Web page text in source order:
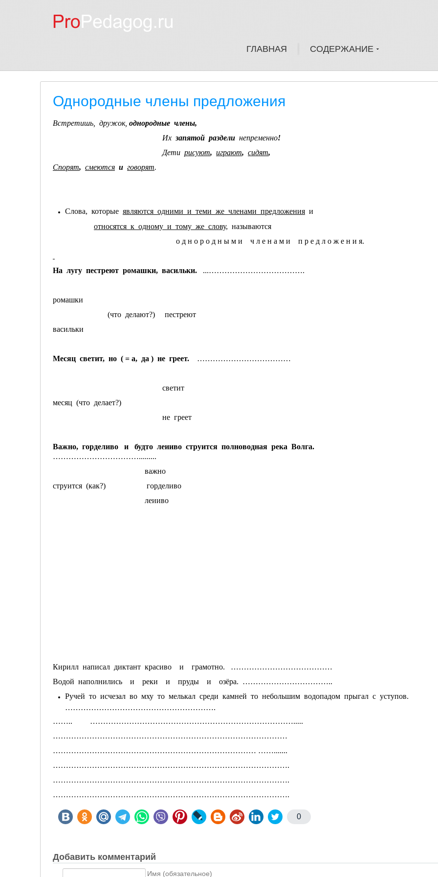
ГЛАВНАЯ СОДЕРЖАНИЕ
Однородные члены предложения
Встретишь, дружок, однородные члены,
Их запятой раздели непременно!
Дети рисуют, играют, сидят,
Спорят, смеются и говорят.
Слова, которые являются одними и теми же членами предложения и
относятся к одному и тому же слову, называются
о д н о р о д н ы м и ч л е н а м и п р е д л о ж е н и я.
На лугу пестреют ромашки, васильки. ...……………………………….
ромашки
(что делают?) пестреют
васильки
Месяц светит, но ( = а, да ) не греет. ………………………………
светит
месяц (что делает?)
не греет
Важно, горделиво и будто леииво струится полноводная река
…………………………….........
важно
струится (как?) горделиво
леииво
Кирилл написал диктант красиво и грамотно. …………………………………
Водой наполнились и реки и пруды и озёра. ……………………………..
Ручей то исчезал во мху то мелькал среди камней то небольшим водопадом прыгал с уступов.
…….. …………………………………………………………………….....
………………………………………………………………………………
…………………………………………………………………… …….......
……………………………………………………………………………….
……………………………………………………………………………….
……………………………………………………………………………….
0
Добавить комментарий
Имя (обязательное)